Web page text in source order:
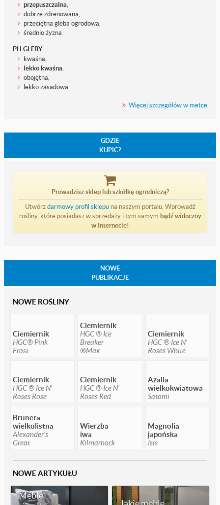
przepuszczalna,
dobrze zdrenowana,
przeciętna gleba ogrodowa,
średnio żyzna
PH GLEBY
kwaśna,
lekko kwaśna,
obojętna,
lekko zasadowa
Więcej szczegółów w metce
GDZIE
KUPIĆ?
Prowadzisz sklep lub szkółkę ogrodniczą?
Utwórzdarmowy profil sklepuna naszym portalu. Wprowadź
rośliny, które posiadasz w sprzedaży i tym samym bądź widoczny
w Internecie!
NOWE
PUBLIKACJE
NOWE ROŚLINY
Ciemiernik
HGC® Pink
Frost
Ciemiernik
HGC ® Ice
Breaker
®Max
Ciemiernik
HGC ® Ice N'
Roses White
Ciemiernik
HGC ® Ice N'
Roses Rose
Ciemiernik
HGC ® Ice N'
Roses Red
Azalia
wielkokwiatowa
Satomi
Brunera
wielkolistna
Alexander's
Great
Wierzba
iwa
Kilmarnock
Magnolia
japońska
Isis
NOWE ARTYKUŁU
Meble